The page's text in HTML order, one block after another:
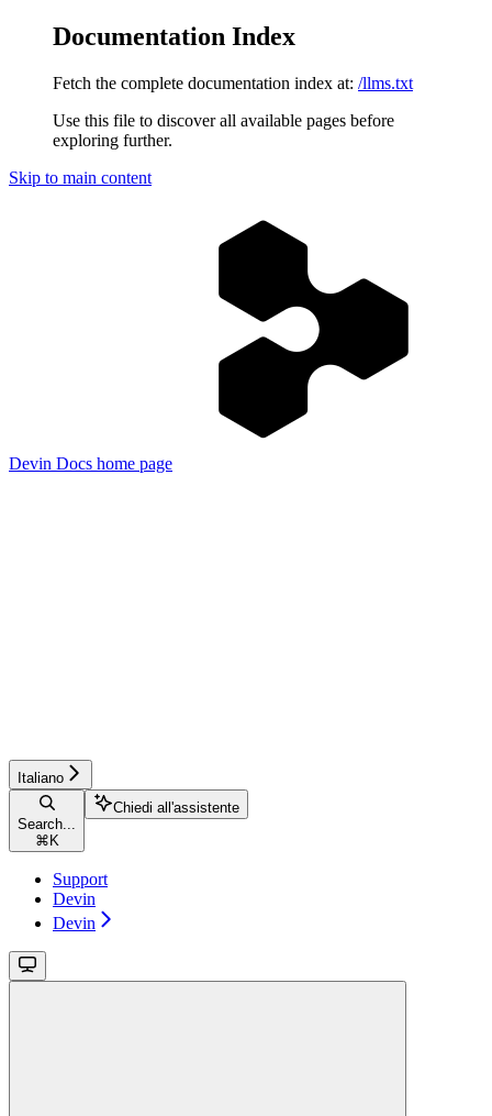
Documentation Index
Fetch the complete documentation index at: /llms.txt
Use this file to discover all available pages before
exploring further.
Skip to main content
Devin Docs home page
Italiano
Search...
⌘ K
Chiedi all'assistente
Support
Devin
Devin